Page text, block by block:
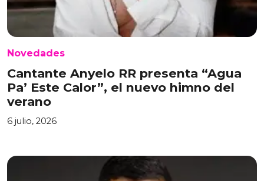
Novedades
Cantante Anyelo RR presenta “Agua
Pa’ Este Calor”, el nuevo himno del
verano
6 julio, 2026